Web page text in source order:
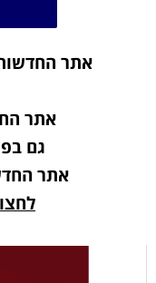
אתר
אתר
גם
אתר